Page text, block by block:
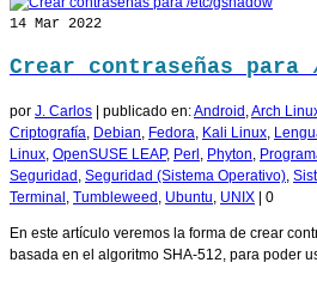
14 Mar 2022
Crear contraseñas para
por J. Carlos publicado en:Android ,Arch
Criptografía, Debian, Fedora, Kali Linux,
Linux, OpenSUSE LEAP, Perl , Phyton,
Seguridad , Seguridad (Sistema Operativo),
Terminal , Tumbleweed , Ubuntu, UNIX 0
En este artículo veremos la forma de crear
basada en el algoritmo SHA-512, para poder